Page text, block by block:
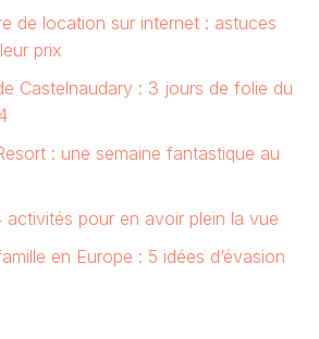
de location sur internet : astuces
prix
Castelnaudary : 3 jours de folie du
: une semaine fantastique au
pour en avoir plein la vue
en Europe : 5 idées d’évasion